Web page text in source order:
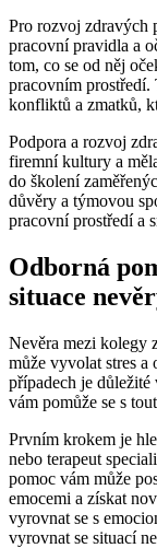
Pro rozvoj zdravých
pracovní pravidla a
tom, co se od něj
pracovním
konfliktů a zmatků,
Podpora a rozvoj
firemní kultury a
do školení
důvěry a týmovou
pracovní prostředí a
Odborná
situace
Nevěra mezi kolegy
může vyvolat stres
případech je
vám pomůže se s
Prvním krokem je
nebo terapeut
pomoc vám může
emocemi a získat
vyrovnat se s
vyrovnat se situací